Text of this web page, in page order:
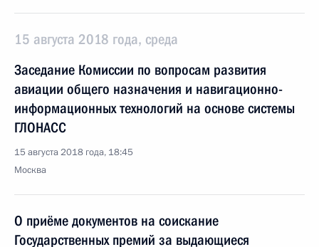
15 августа 2018 года, среда
Заседание Комиссии по вопросам развития
авиации общего назначения и навигационно-
информационных технологий на основе системы
ГЛОНАСС
15 августа 2018 года, 18:45
Москва
О приёме документов на соискание
Государственных премий за выдающиеся